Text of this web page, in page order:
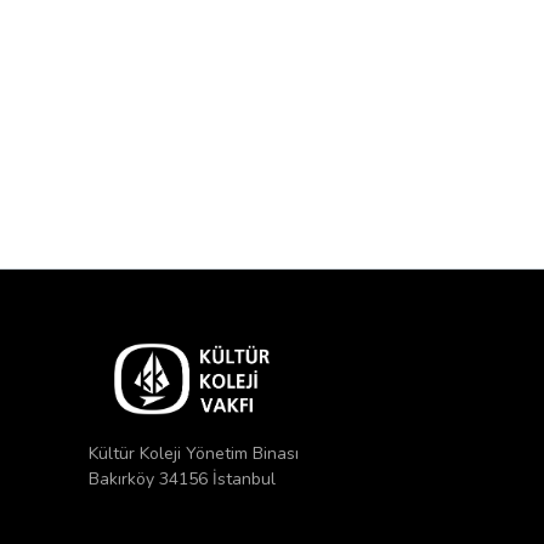
Kültür Koleji Yönetim Binası
Bakırköy 34156 İstanbul